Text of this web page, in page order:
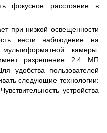
фокусное расстояние в
при низкой освещенности
вести наблюдение на
камеры.
разрешение 2.4 МП
удобства пользователей
следующие технологии:
устройства